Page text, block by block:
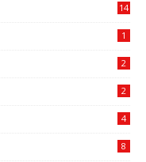
14
1
2
2
4
8